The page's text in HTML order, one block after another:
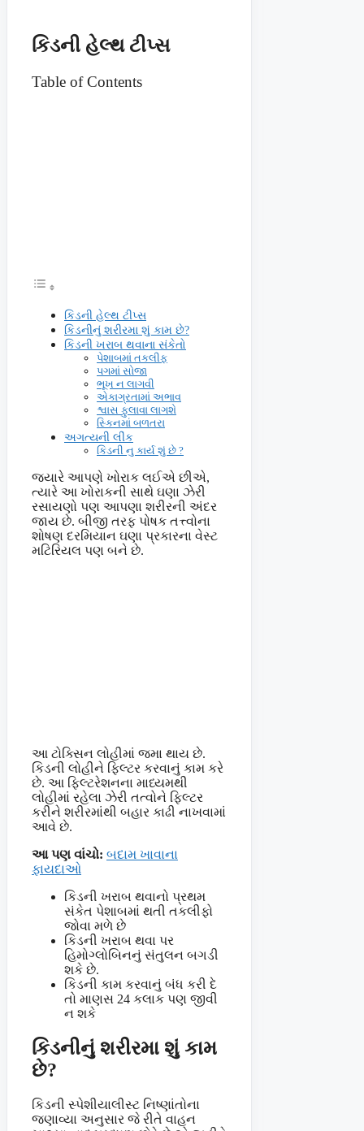
કિડની હેલ્થ ટીપ્સ
Table of Contents
કિડની હેલ્થ ટીપ્સ
કિડનીનું શરીરમા શું કામ છે?
કિડની ખરાબ થવાના સંકેતો
પેશાબમાં તકલીફ
પગમાં સોજા
ભૂખ ન લાગવી
એકાગ્રતામાં અભાવ
શ્વાસ ફુલાવા લાગશે
સ્કિનમાં બળતરા
અગત્યની લીંક
કિડની નુ કાર્ય શું છે ?
જ્યારે આપણે ખોરાક લઈએ છીએ,
ત્યારે આ ખોરાકની સાથે ઘણા ઝેરી
રસાયણો પણ આપણા શરીરની અંદર
જાય છે. બીજી તરફ પોષક તત્ત્વોના
શોષણ દરમિયાન ઘણા પ્રકારના વેસ્ટ
મટિરિયલ પણ બને છે.
આ ટોક્સિન લોહીમાં જમા થાય છે.
કિડની લોહીને ફિલ્ટર કરવાનું કામ કરે
છે. આ ફિલ્ટરેશનના માધ્યમથી
લોહીમાં રહેલા ઝેરી તત્વોને ફિલ્ટર
કરીને શરીરમાંથી બહાર કાઢી નાખવામાં
આવે છે.
આ પણ વાંચો: બદામ ખાવાના
ફાયદાઓ
કિડની ખરાબ થવાનો પ્રથમ
સંકેત પેશાબમાં થતી તકલીફો
જોવા મળે છે
કિડની ખરાબ થવા પર
હિમોગ્લોબિનનું સંતુલન બગડી
શકે છે.
કિડની કામ કરવાનું બંધ કરી દે
તો માણસ 24 કલાક પણ જીવી
ન શકે
કિડનીનું શરીરમા શું કામ
છે?
કિડની સ્પેશીયાલીસ્ટ નિષ્ણાંતોના
જણાવ્યા અનુસાર જે રીતે વાહન